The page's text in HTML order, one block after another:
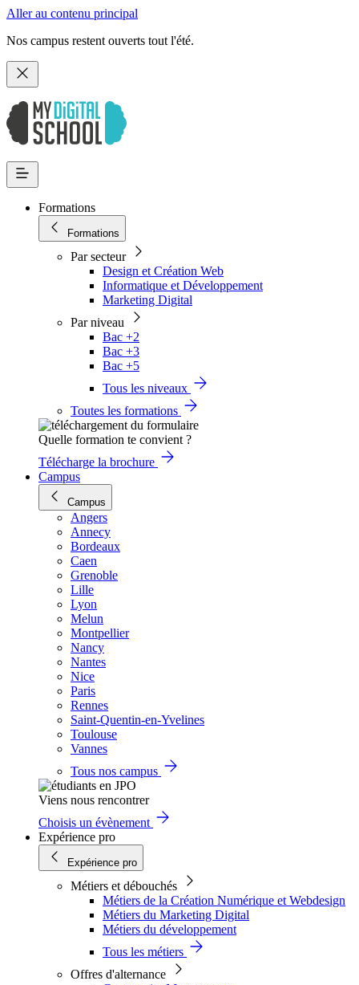
Aller au contenu principal
Nos campus restent ouverts tout l'été.
Formations
Formations
Par secteur
Design et Création Web
Informatique et Développement
Marketing Digital
Par niveau
Bac +2
Bac +3
Bac +5
Tous les niveaux
Toutes les formations
Quelle formation te convient ?
Télécharge la brochure
Campus
Campus
Angers
Annecy
Bordeaux
Caen
Grenoble
Lille
Lyon
Melun
Montpellier
Nancy
Nantes
Nice
Paris
Rennes
Saint-Quentin-en-Yvelines
Toulouse
Vannes
Tous nos campus
Viens nous rencontrer
Choisis un évènement
Expérience pro
Expérience pro
Métiers et débouchés
Métiers de la Création Numérique et Webdesign
Métiers du Marketing Digital
Métiers du développement
Tous les métiers
Offres d'alternance